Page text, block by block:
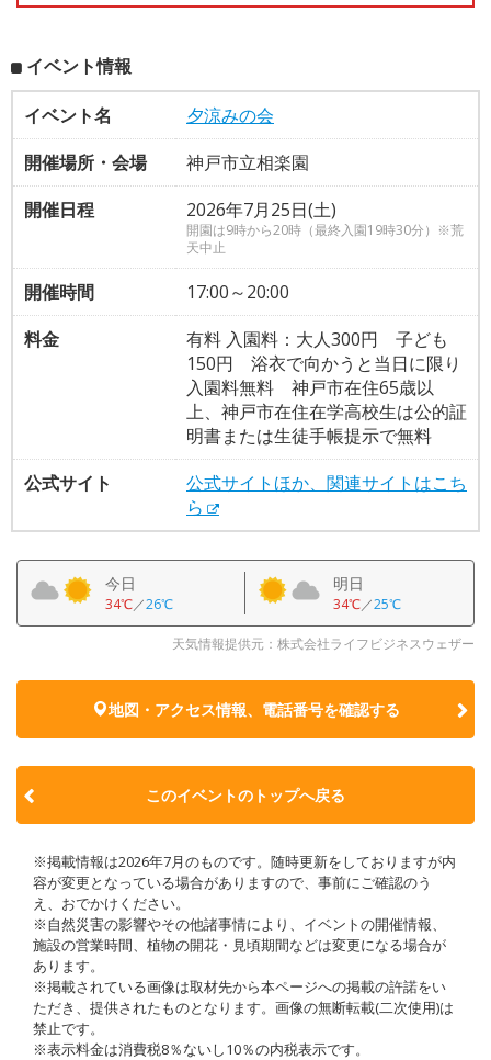
イベント情報
イベント名
夕涼みの会
開催場所・会場
神戸市立相楽園
開催日程
2026年7月25日(土)
開園は9時から20時（最終入園19時30分）※荒
天中止
開催時間
17:00～20:00
料金
有料 入園料：大人300円 子ども
150円 浴衣で向かうと当日に限り
入園料無料 神戸市在住65歳以
上、神戸市在住在学高校生は公的証
明書または生徒手帳提示で無料
公式サイト
公式サイトほか、関連サイトはこち
ら
今日
34℃／26℃
明日
34℃／25℃
天気情報提供元：株式会社ライフビジネスウェザー
地図・アクセス情報、電話番号を確認する
このイベントのトップへ戻る
※掲載情報は2026年7月のものです。随時更新をしておりますが内
容が変更となっている場合がありますので、事前にご確認のう
え、おでかけください。
※自然災害の影響やその他諸事情により、イベントの開催情報、
施設の営業時間、植物の開花・見頃期間などは変更になる場合が
あります。
※掲載されている画像は取材先から本ページへの掲載の許諾をい
ただき、提供されたものとなります。画像の無断転載(二次使用)は
禁止です。
※表示料金は消費税8％ないし10％の内税表示です。